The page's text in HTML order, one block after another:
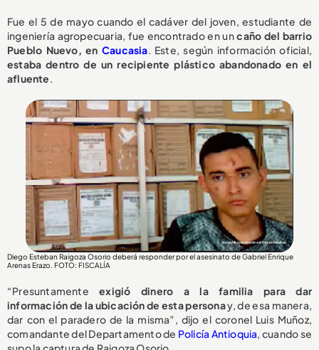
Fue el 5 de mayo cuando el cadáver del joven, estudiante de
ingeniería agropecuaria, fue encontrado en uncaño del barrio
Pueblo Nuevo, en Caucasia. Este, según información oficial,
estaba dentro de un recipiente plástico abandonado en el
afluente.
Diego Esteban Raigoza Osorio deberá responder por el asesinato de Gabriel Enrique
Arenas Erazo . FOTO: FISCALÍA
“Presuntamenteexigió dinero a la familia para dar
información de la ubicación de esta personay, de esa manera,
dar con el paradero de la misma”, dijo el coronel Luis Muñoz,
comandante del Departamento de Policía Antioquia, cuando se